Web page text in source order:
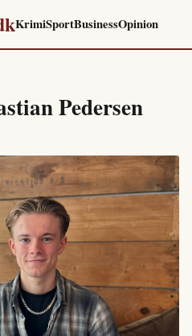
KrimiSportBusinessOpinion
Pedersen